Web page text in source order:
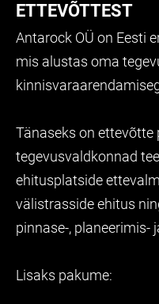
ETTEVÕTTEST
Antarock OÜ on Eesti
mis alustas oma
Tänaseks on ettevõtte
tegevusvaldkonnad
ehitusplatside
välistrasside ehitus
pinnase-, planeerimis-
Lisaks pakume: